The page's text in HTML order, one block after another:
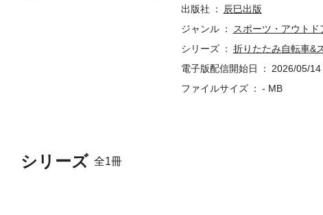
シリーズ 全1冊
りたたみ自転車＆スモールバイ
身長別 最新モデル試乗レポー
姿勢が大きく変わり、乗った印
イメージをしやすい」と人気の
ャンルにも押し寄せています。
系 折りたたみ自転車&ミニベ
出版社
辰巳出版
ジャンル
スポーツ・アウトド
シリーズ
折りたたみ自転車&
電子版配信開始日
2026/05/14
ファイルサイズ
- MB